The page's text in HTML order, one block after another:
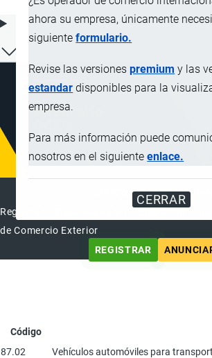
ahora su empresa, únicamente
siguienteformulario.
Revise las versionespremium y las
estandar disponibles para la
empresa.
Para más información puede
nosotros en el siguienteenlace.
CERRAR
ÍNDICE
DIRECTORIO INTERNACIONAL
Registre su Empresa en el Directorio
de Comercio Exterior
REGISTRAR
Código
87.02
Vehículos automóviles para